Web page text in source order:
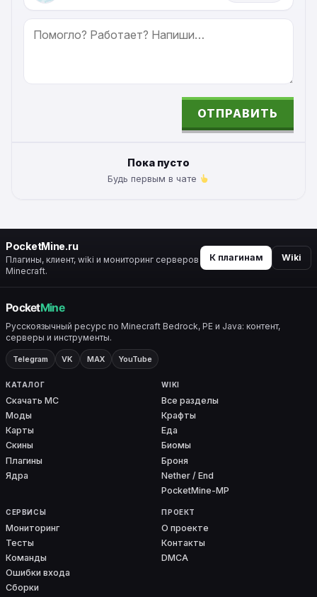
СООБЩЕНИЕ
ОТПРАВИТЬ
Пока пусто
Будь первым в чате
PocketMine.ru
Плагины, клиент, wiki и мониторинг серверов
Minecraft.
К плагинам Wiki
Русскоязычный ресурс по Minecraft Bedrock, PE и Java: контент,
серверы и инструменты.
Telegram VK MAX YouTube
КАТАЛОГ
Скачать MC
Моды
Карты
Скины
Плагины
Ядра
WIKI
Все разделы
Крафты
Еда
Биомы
Броня
Nether / End
PocketMine-MP
СЕРВИСЫ
Мониторинг
Тесты
Команды
Ошибки входа
Сборки
ПРОЕКТ
О проекте
Контакты
DMCA